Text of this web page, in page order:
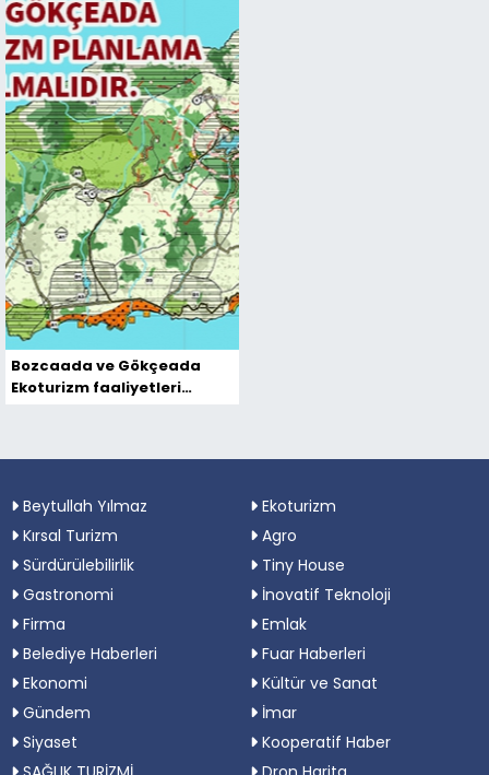
Bozcaada ve Gökçeada
Ekoturizm faaliyetleri
Beytullah Yılmaz
Ekoturizm
Kırsal Turizm
Agro
Sürdürülebilirlik
Tiny House
Gastronomi
İnovatif Teknoloji
Firma
Emlak
Belediye Haberleri
Fuar Haberleri
Ekonomi
Kültür ve Sanat
Gündem
İmar
Siyaset
Kooperatif Haber